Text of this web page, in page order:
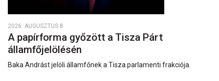
2026. AUGUSZTUS 8.
A papírforma győzött a Tisza Párt
államfőjelölésén
Baka Andrást jelöli államfőnek a Tisza parlamenti frakciója.